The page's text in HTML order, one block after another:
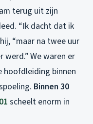
terug uit zijn
“Ik dacht dat ik
“maar na twee uur
We waren er
hoofdleiding binnen
Binnen 30
scheelt enorm in